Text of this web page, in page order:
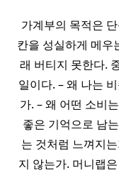
가계부의 목적은
칸을 성실하게 메우
래 버티지 못한다.
일이다. – 왜 나는
가. – 왜 어떤 소비
좋은 기억으로 남
는 것처럼 느껴지
지 않는가. 머니랩